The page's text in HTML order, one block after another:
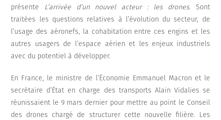
présente L’arrivée d’un nouvel acteur : les drones.Sont
traitées les questions relatives à l’évolution du secteur, de
l’usage des aéronefs, la cohabitation entre ces engins et les
autres usagers de l’espace aérien et les enjeux industriels
avec du potentiel à développer.
En France, le ministre de l’Économie Emmanuel Macron et le
secrétaire d’État en charge des transports Alain Vidalies se
réunissaient le 9 mars dernier pour mettre au point le Conseil
des drones chargé de structurer cette nouvelle filière. Les